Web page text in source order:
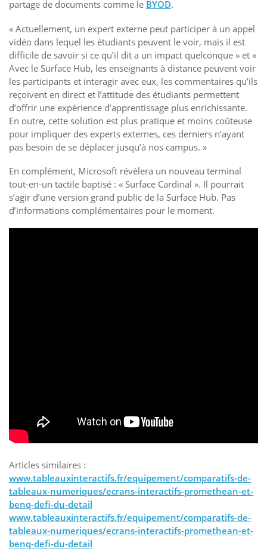
partage de documents comme le BYOD.
« Actuellement, un expert externe peut participer à un appel
vidéo dans lequel les étudiants peuvent le voir, mais il est
difficile de savoir si ce qu’il dit a un impact quelconque » et «
Avec le Surface Hub, les enseignants à distance peuvent voir
les participants et interagir avec eux, les commentaires qu’ils
reçoivent en direct et l’attitude des étudiants permettent
d’offrir une expérience d’apprentissage plus enrichissante.
En outre, cette solution est plus pratique et moins coûteuse
pour impliquer des experts externes, ces derniers n’ayant
pas besoin de se déplacer jusqu’à nos campus. »
En complément, Microsoft révèlera un nouveau terminal
tout-en-un tactile baptisé : « Surface Cardinal ». Il pourrait
s’agir d’une version grand public de la Surface Hub. Pas
d’informations complémentaires pour le moment.
Articles similaires :
www.tableauxinteractifs.fr/equipement/comparatifs-de-
tableaux-numeriques/ecrans-interactifs-promethean-et-
benq-defi-du-detail
www.tableauxinteractifs.fr/equipement/comparatifs-de-
tableaux-numeriques/ecrans-interactifs-promethean-et-
benq-defi-du-detail